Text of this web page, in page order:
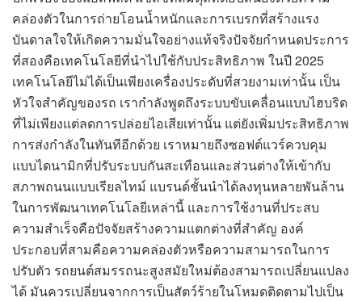
คล่องตัวในการถ่ายโอนน้ำหนักและการเบรกที่สร้างแรง
บันดาลใจให้เกิดความมั่นใจอย่างแท้จริงปัจจัยกำหนดประการ
ที่สองคือเทคโนโลยีที่นำไปใช้กับประสิทธิภาพ ในปี 2025
เทคโนโลยีไม่ได้เป็นเพียงเครื่องประดับที่สวยงามเท่านั้น เป็น
หัวใจสำคัญของรถ เรากำลังพูดถึงระบบขับเคลื่อนแบบไฮบริด
ที่ไม่เพียงแต่ลดการปล่อยไอเสียเท่านั้น แต่ยังเพิ่มประสิทธิภาพ
การส่งกำลังในทันทีอีกด้วย เราหมายถึงซอฟต์แวร์ควบคุม
แบบไดนามิกที่ปรับระบบกันสะเทือนและส่วนต่างให้เข้ากับ
สภาพถนนแบบเรียลไทม์ แบรนด์ชั้นนำได้ลงทุนหลายพันล้าน
ในการพัฒนาเทคโนโลยีเหล่านี้ และการใช้งานที่ประสบ
ความสำเร็จคือปัจจัยสร้างความแตกต่างที่สำคัญ องค์
ประกอบที่สามคือความคล่องตัวหรือความสามารถในการ
ปรับตัว รถยนต์สมรรถนะสูงสมัยใหม่ต้องสามารถเปลี่ยนแปลง
ได้ มันควรเปลี่ยนจากการเป็นสัตว์ร้ายในโหมดติดตามไปเป็น